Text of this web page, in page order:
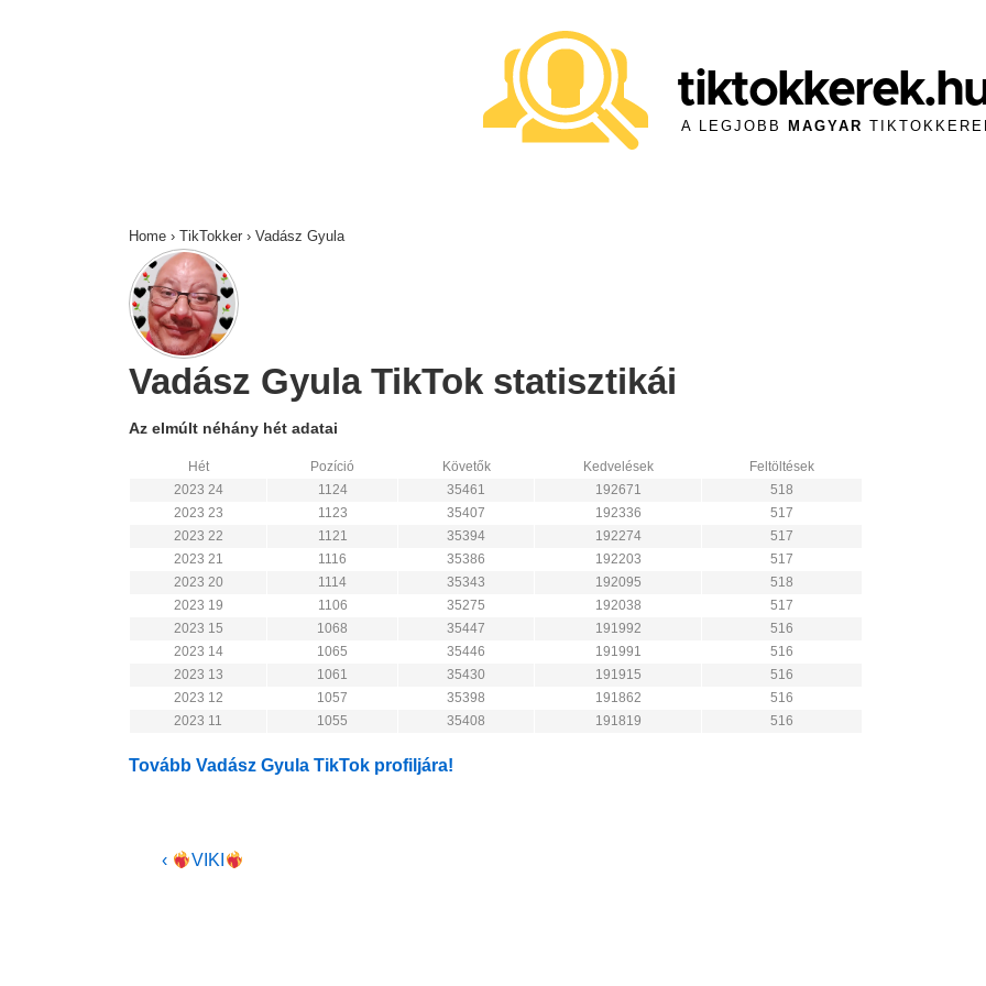
A LEGJOBB MAGYAR
Home › TikTokker › Vadász Gyula
Vadász Gyula TikTok statisztikái
Az elmúlt néhány hét adatai
Hét Pozíció Követők Kedvelések
Feltöltések
2023 24
1124 35461 192671
518
2023 23
1123 35407 192336
517
2023 22
1121 35394 192274
517
2023 21
1116 35386 192203
517
2023 20
1114 35343 192095
518
2023 19
1106 35275 192038
517
2023 15
1068 35447 191992
516
2023 14
1065 35446 191991
516
2023 13
1061 35430 191915
516
2023 12
1057 35398 191862
516
2023 11
1055 35408 191819 516
Tovább Vadász Gyula TikTok profiljára!
Bejegyzés
Previous
‹ VIKI